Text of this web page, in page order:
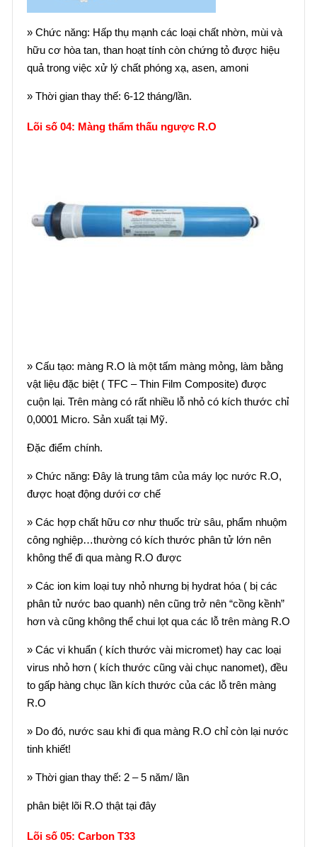
» Chức năng: Hấp thụ mạnh các loại chất nhờn, mùi và
hữu cơ hòa tan, than hoạt tính còn chứng tỏ được hiệu
quả trong việc xử lý chất phóng xạ, asen, amoni
» Thời gian thay thế: 6-12 tháng/lần.
Lõi số 04: Màng thẩm thấu ngược R.O
» Cấu tạo: màng R.O là một tấm màng mỏng, làm bằng
vật liệu đặc biệt ( TFC – Thin Film Composite) được
cuộn lại. Trên màng có rất nhiều lỗ nhỏ có kích thước chỉ
0,0001 Micro. Sản xuất tại Mỹ.
Đặc điểm chính.
» Chức năng: Đây là trung tâm của máy lọc nước R.O,
được hoạt động dưới cơ chế
» Các hợp chất hữu cơ như thuốc trừ sâu, phẩm nhuộm
công nghiệp…thường có kích thước phân tử lớn nên
không thể đi qua màng R.O được
» Các ion kim loại tuy nhỏ nhưng bị hydrat hóa ( bị các
phân tử nước bao quanh) nên cũng trở nên “cồng kềnh”
hơn và cũng không thể chui lọt qua các lỗ trên màng R.O
» Các vi khuẩn ( kích thước vài micromet) hay cac loại
virus nhỏ hơn ( kích thước cũng vài chục nanomet), đều
to gấp hàng chục lần kích thước của các lỗ trên màng
R.O
» Do đó, nước sau khi đi qua màng R.O chỉ còn lại nước
tinh khiết!
» Thời gian thay thế: 2 – 5 năm/ lần
phân biệt lõi R.O thật tại đây
Lõi số 05: Carbon T33